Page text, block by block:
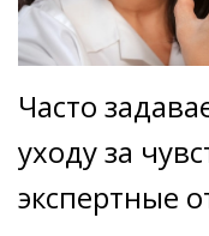
Часто
уходу за
экспертные